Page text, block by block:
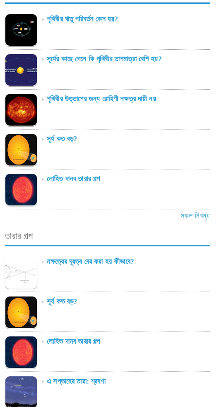
পৃথিবীর ঋতু পরিবর্তন কেন হয়?
সূর্যের কাছে গেলে কি পৃথিবীর তাপমাত্রা বেশি হয়?
পৃথিবীর উত্তাপের জন্য রোহিণী নক্ষত্র দায়ী নয়
সূর্য কত বড়?
লোহিত দানব তারার গল্প
সকল নিবন্ধ
তারার গল্প
নক্ষত্রের দূরত্ব বের করা হয় কীভাবে?
সূর্য কত বড়?
লোহিত দানব তারার গল্প
এ সপ্তাহের তারা: শ্রবণা